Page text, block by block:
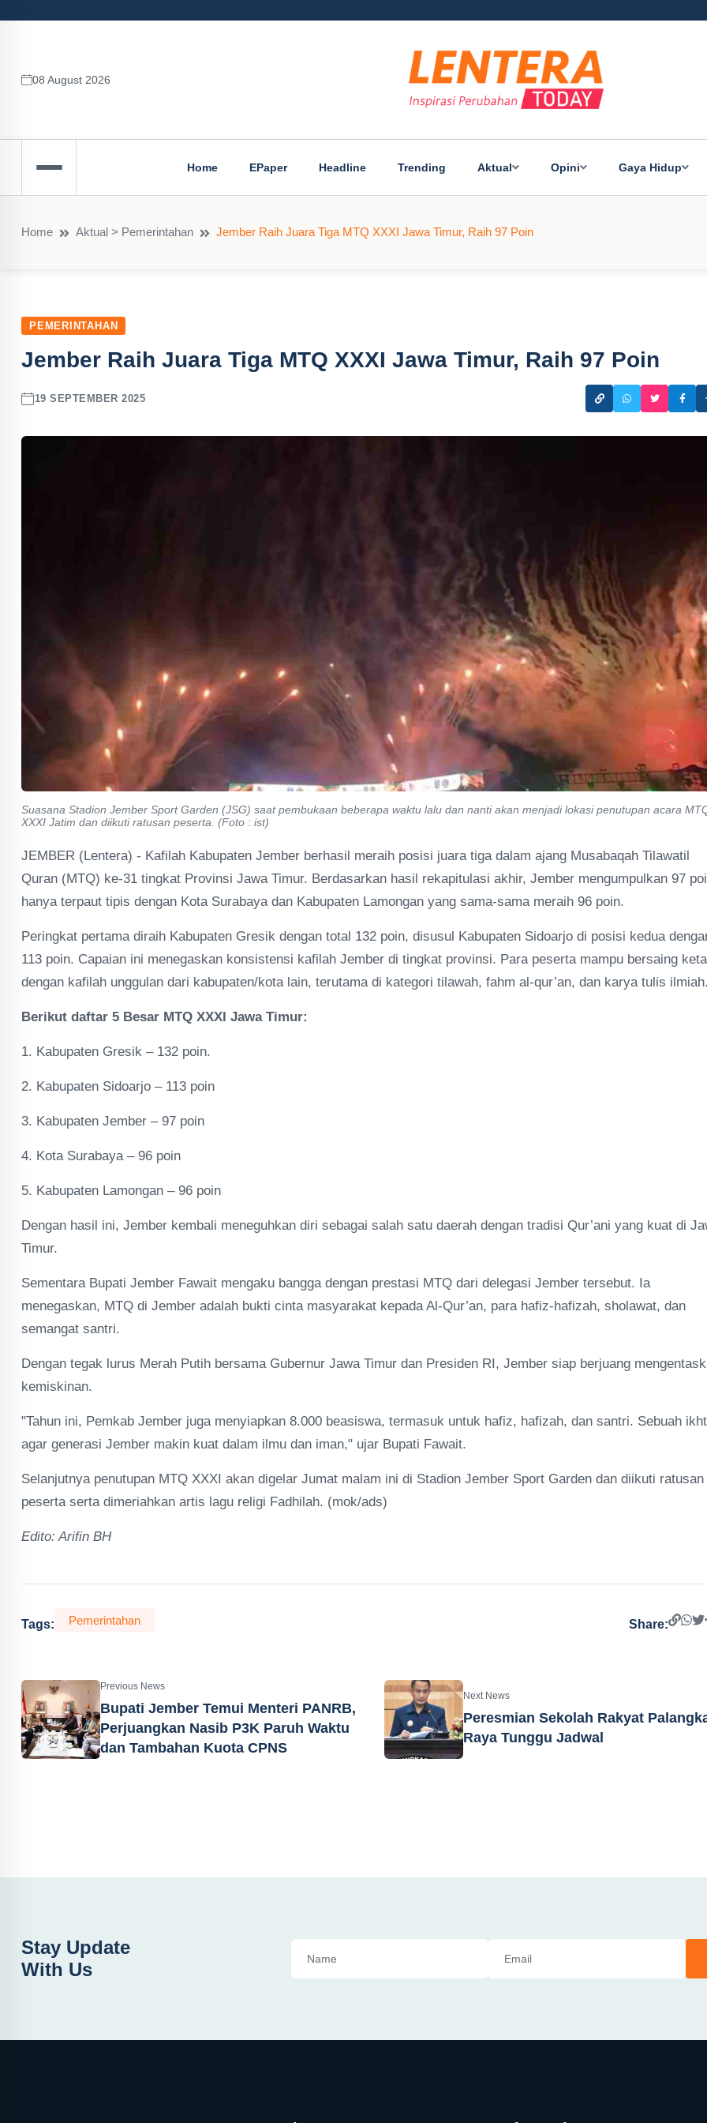
08 August 2026
Home EPaper Headline Trending Aktual Opini Gaya Hidup
Home Aktual > Pemerintahan Jember Raih Juara Tiga MTQ XXXI Jawa Timur, Raih 97 Poin
PEMERINTAHAN
Jember Raih Juara Tiga MTQ XXXI Jawa Timur, Raih 97 Poin
19 SEPTEMBER 2025
Suasana Stadion Jember Sport Garden (JSG) saat pembukaan beberapa waktu lalu dan nanti akan menjadi lokasi penutupan acara
XXXI Jatim dan diikuti ratusan peserta. (Foto : ist)
JEMBER (Lentera) - Kafilah Kabupaten Jember berhasil meraih posisi juara tiga dalam ajang Musabaqah Tilawatil
Quran (MTQ) ke-31 tingkat Provinsi Jawa Timur. Berdasarkan hasil rekapitulasi akhir, Jember mengumpulkan 97
hanya terpaut tipis dengan Kota Surabaya dan Kabupaten Lamongan yang sama-sama meraih 96 poin.
Peringkat pertama diraih Kabupaten Gresik dengan total 132 poin, disusul Kabupaten Sidoarjo di posisi kedua
113 poin. Capaian ini menegaskan konsistensi kafilah Jember di tingkat provinsi. Para peserta mampu bersaing
dengan kafilah unggulan dari kabupaten/kota lain, terutama di kategori tilawah, fahm al-qur’an, dan karya tulis ilmiah.
Berikut daftar 5 Besar MTQ XXXI Jawa Timur:
1. Kabupaten Gresik – 132 poin.
2. Kabupaten Sidoarjo – 113 poin
3. Kabupaten Jember – 97 poin
4. Kota Surabaya – 96 poin
5. Kabupaten Lamongan – 96 poin
Dengan hasil ini, Jember kembali meneguhkan diri sebagai salah satu daerah dengan tradisi Qur’ani yang kuat di
Timur.
Sementara Bupati Jember Fawait mengaku bangga dengan prestasi MTQ dari delegasi Jember tersebut. Ia
menegaskan, MTQ di Jember adalah bukti cinta masyarakat kepada Al-Qur’an, para hafiz-hafizah, sholawat, dan
semangat santri.
Dengan tegak lurus Merah Putih bersama Gubernur Jawa Timur dan Presiden RI, Jember siap berjuang
kemiskinan.
"Tahun ini, Pemkab Jember juga menyiapkan 8.000 beasiswa, termasuk untuk hafiz, hafizah, dan santri. Sebuah
agar generasi Jember makin kuat dalam ilmu dan iman," ujar Bupati Fawait.
Selanjutnya penutupan MTQ XXXI akan digelar Jumat malam ini di Stadion Jember Sport Garden dan diikuti ratusan
peserta serta dimeriahkan artis lagu religi Fadhilah. (mok/ads)
Edito: Arifin BH
Tags: Pemerintahan Share:
Previous News
Bupati Jember Temui Menteri PANRB,
Perjuangkan Nasib P3K Paruh Waktu
dan Tambahan Kuota CPNS
Next News
Peresmian Sekolah Rakyat
Raya Tunggu Jadwal
Stay Update
With Us